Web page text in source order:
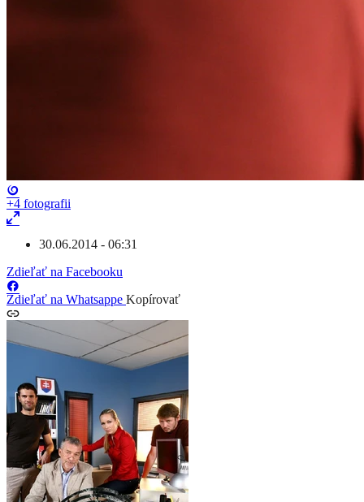
+4 fotografii
30.06.2014 - 06:31
Zdieľať na Facebooku
Zdieľať na Whatsappe Kopírovať